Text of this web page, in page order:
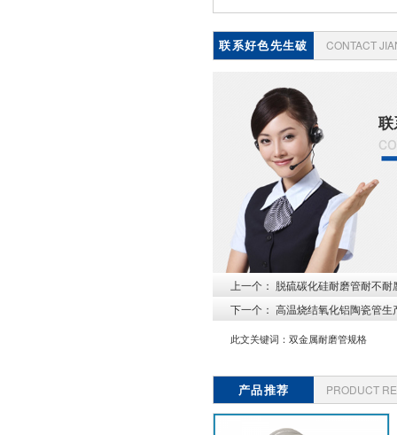
联系好色先生破
CONTACT
上一个： 脱硫碳化硅耐磨管耐不
下一个： 高温烧结氧化铝陶瓷管
此文关键词： 双金属耐磨管规格
产品推荐 PRODUCT